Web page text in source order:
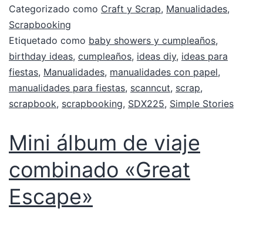
Categorizado como Craft y Scrap, Manualidades,
Scrapbooking
Etiquetado como baby showers y cumpleaños,
birthday ideas, cumpleaños, ideas diy, ideas para
fiestas, Manualidades, manualidades con papel,
manualidades para fiestas, scanncut, scrap,
scrapbook, scrapbooking, SDX225, Simple Stories
Mini álbum de viaje
combinado «Great
Escape»